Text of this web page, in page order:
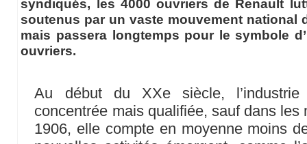
syndiqués, les 4000 ouvriers de Renault
soutenus par un vaste mouvement national
mais passera longtemps pour le symbole
ouvriers.
Au début du XXe siècle,
concentrée mais qualifiée, sauf dans
1906, elle compte en moyenne moins